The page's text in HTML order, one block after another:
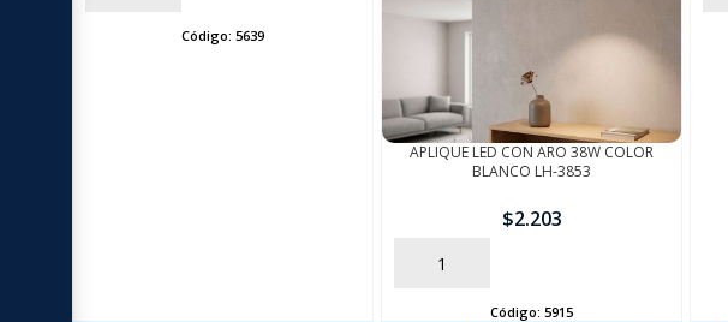
Código:5639
APLIQUE LED CON ARO 38W COLOR
BLANCO LH-3853
$2.203
AÑADIR
Código:5915